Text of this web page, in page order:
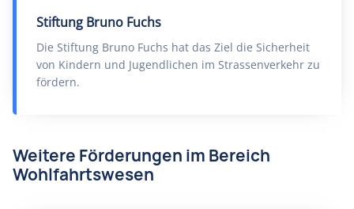
Stiftung Bruno Fuchs
Die Stiftung Bruno Fuchs hat das Ziel die Sicherheit
von Kindern und Jugendlichen im Strassenverkehr zu
fördern.
Weitere Förderungen im Bereich
Wohlfahrtswesen